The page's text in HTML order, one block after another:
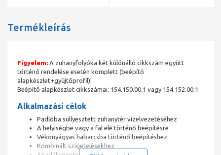
Termékleírás
Figyelem: A zuhanyfolyóka két különálló cikkszám együtt
történő rendelése esetén komplett (beépítő
alapkészlet+gyűjtőprofil)!
Beépítő alapkészlet cikkszámai: 154.150.00.1 vagy 154.152.00.1
Alkalmazási célok
Padlóba süllyesztett zuhanytér vízelvezetéséhez
A helyiségbe vagy a fal elé történő beépítésre
Vékonyágyas habarcsba történő beépítéshez
Kombinált szigetelésekhez